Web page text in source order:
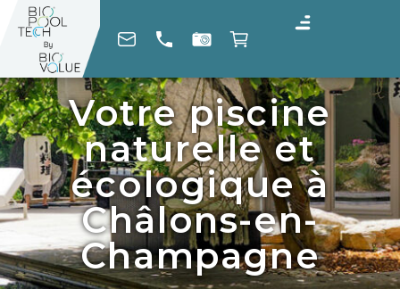
Votre piscine
naturelle et
écologique à
Châlons-en-
Champagne